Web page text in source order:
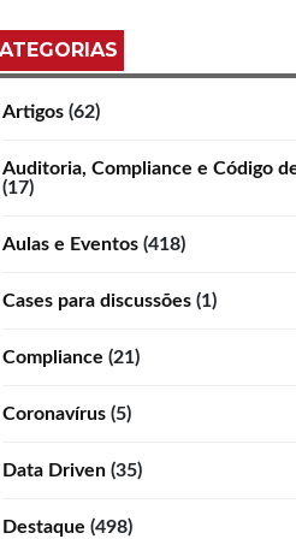
Artigos (62)
Auditoria, Compliance e Código
(17)
Aulas e Eventos (418)
Cases para discussões (1)
Compliance (21)
Coronavírus (5)
Data Driven (35)
Destaque (498)